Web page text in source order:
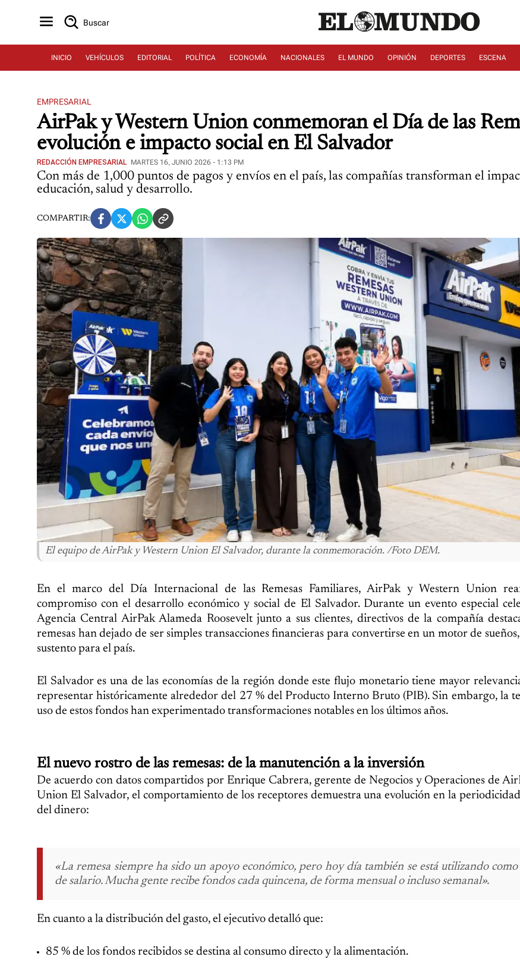
Buscar
INICIO VEHÍCULOS EDITORIAL POLÍTICA ECONOMÍA NACIONALES EL MUNDO OPINIÓN DEPORTES ESCENA
EMPRESARIAL
AirPak y Western Union conmemoran el Día de las
evolución e impacto social en El Salvador
REDACCIÓN EMPRESARIAL MARTES 16, JUNIO 2026 - 1:13 PM
Con más de 1,000 puntos de pagos y envíos en el país, las compañías transforman el
educación, salud y desarrollo.
COMPARTIR:
El equipo de AirPak y Western Union El Salvador, durante la conmemoración. /Foto DEM.
En el marco del Día Internacional de las Remesas Familiares, AirPak y Western Union
compromiso con el desarrollo económico y social de El Salvador. Durante un evento especial
Agencia Central AirPak Alameda Roosevelt junto a sus clientes, directivos de la compañía
remesas han dejado de ser simples transacciones financieras para convertirse en un motor de
sustento para el país.
El Salvador es una de las economías de la región donde este flujo monetario tiene mayor
representar históricamente alrededor del 27 % del Producto Interno Bruto (PIB). Sin embargo, la
uso de estos fondos han experimentado transformaciones notables en los últimos años.
El nuevo rostro de las remesas: de la manutención a la inversión
De acuerdo con datos compartidos por Enrique Cabrera, gerente de Negocios y Operaciones de
Union El Salvador, el comportamiento de los receptores demuestra una evolución en la
del dinero:
«La remesa siempre ha sido un apoyo económico, pero hoy día también se está utilizando
de salario. Mucha gente recibe fondos cada quincena, de forma mensual o incluso semanal».
En cuanto a la distribución del gasto, el ejecutivo detalló que:
85 % de los fondos recibidos se destina al consumo directo y la alimentación.